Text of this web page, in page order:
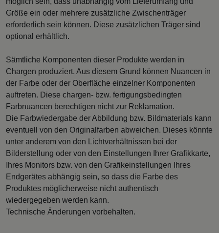
Größe ein oder mehrere zusätzliche Zwischenträger
erforderlich sein können. Diese zusätzlichen Träger sind
optional erhältlich.
Sämtliche Komponenten dieser Produkte werden in
Chargen produziert. Aus diesem Grund können Nuancen in
der Farbe oder der Oberfläche einzelner Komponenten
auftreten. Diese chargen- bzw. fertigungsbedingten
Farbnuancen berechtigen nicht zur Reklamation.
Die Farbwiedergabe der Abbildung bzw. Bildmaterials kann
eventuell von den Originalfarben abweichen. Dieses könnte
unter anderem von den Lichtverhältnissen bei der
Bilderstellung oder von den Einstellungen Ihrer Grafikkarte,
Ihres Monitors bzw. von den Grafikeinstellungen Ihres
Endgerätes abhängig sein, so dass die Farbe des
Produktes möglicherweise nicht authentisch
wiedergegeben werden kann.
Technische Änderungen vorbehalten.